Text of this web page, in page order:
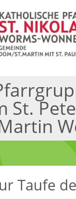
St.
Taufe